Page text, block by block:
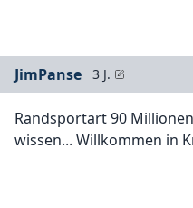
JimPanse 3 J.
Randsportart 90
wissen... Willkommen in